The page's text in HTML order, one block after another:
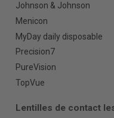
Johnson & Johnson
Menicon
MyDay daily disposable
Precision7
PureVision
TopVue
Lentilles de contact